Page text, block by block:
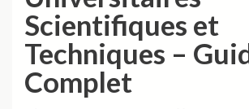
Scientifiques et
Techniques –
Complet